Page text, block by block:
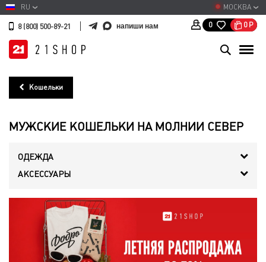
МОСКВА
RU
8 (800) 500-89-21 напиши нам 0 0 Р
Кошельки
МУЖСКИЕ КОШЕЛЬКИ НА МОЛНИИ СЕВЕР
ОДЕЖДА
АКСЕССУАРЫ